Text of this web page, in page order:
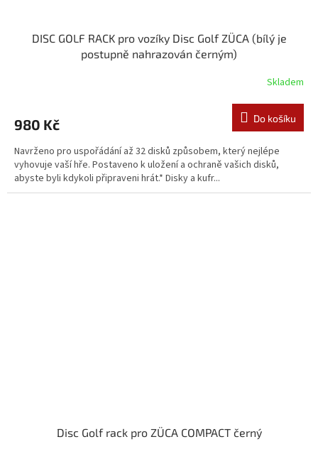
DISC GOLF RACK pro vozíky Disc Golf ZÜCA (bílý je
postupně nahrazován černým)
Skladem
980 Kč Do košíku
Navrženo pro uspořádání až 32 disků způsobem, který nejlépe
vyhovuje vaší hře. Postaveno k uložení a ochraně vašich disků,
abyste byli kdykoli připraveni hrát.* Disky a kufr...
Disc Golf rack pro ZÜCA COMPACT černý